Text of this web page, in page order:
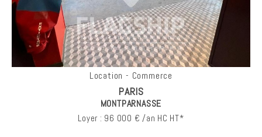
Location - Commerce
PARIS
MONTPARNASSE
Loyer : 96 000 € /an HC HT*